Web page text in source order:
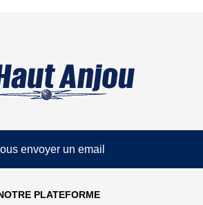
envoyer un email
PLATEFORME